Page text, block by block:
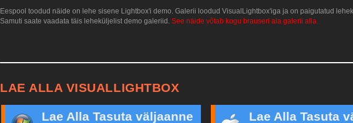
Eespool toodud näide on lehe sisene Lightbox'i demo. Galerii loodud VisualLightbox'iga ja on paigutatud
Samuti saate vaadata täis leheküljelist demo galeriid. See näide võtab kogu brauseri ala galerii alla.
LAE ALLA VISUALLIGHTBOX
Lae Alla Tasuta väljaanne
Lae Alla Tasuta